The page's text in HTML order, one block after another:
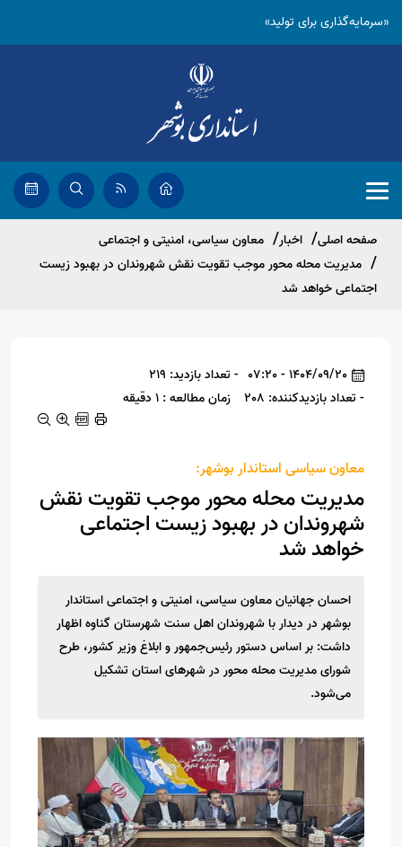
«سرمایه‌گذاری برای تولید»
صفحه اصلی اخبار
معاون سیاسی، امنیتی و اجتماعی
مدیریت محله محور موجب تقویت نقش شهروندان در بهبود زیست
اجتماعی خواهد شد
1404/09/20 - 07:20
- تعداد بازدید: 219
- تعداد بازدیدکننده: 208
زمان مطالعه : 1 دقیقه
معاون سیاسی استاندار بوشهر:
مدیریت محله محور موجب تقویت نقش
شهروندان در بهبود زیست اجتماعی
خواهد شد
احسان جهانیان معاون سیاسی، امنیتی و اجتماعی استاندار
بوشهر در دیدار با شهروندان اهل سنت شهرستان گناوه اظهار
داشت: بر اساس دستور رئیس‌جمهور ‌و ابلاغ وزیر کشور، طرح
شورای مدیریت محله محور در شهرهای استان تشکیل
می‌شود.